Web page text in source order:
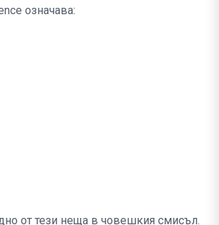
означава:
от тези неща в човешкия смисъл.